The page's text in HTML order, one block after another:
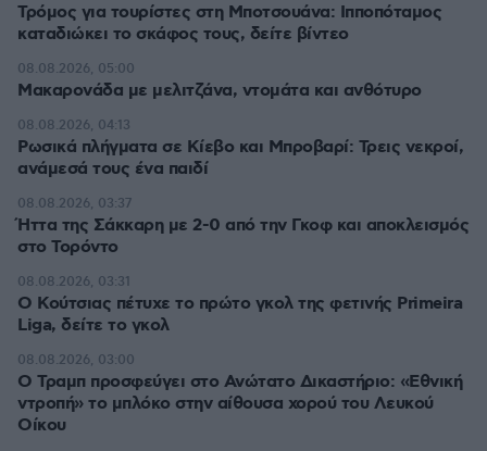
Τρόμος για τουρίστες στη Μποτσουάνα: Ιπποπόταμος
καταδιώκει το σκάφος τους, δείτε βίντεο
Μακαρονάδα με μελιτζάνα, ντομάτα και ανθότυρο
08.08.2026, 05:00
Ρωσικά πλήγματα σε Κίεβο και Μπροβαρί: Τρεις νεκροί,
ανάμεσά τους ένα παιδί
08.08.2026, 04:13
Ήττα της Σάκκαρη με 2-0 από την Γκοφ και αποκλεισμός
στο Τορόντο
08.08.2026, 03:37
Ο Κούτσιας πέτυχε το πρώτο γκολ της φετινής Primeira
Liga, δείτε το γκολ
08.08.2026, 03:31
Ο Τραμπ προσφεύγει στο Ανώτατο Δικαστήριο: «Εθνική
ντροπή» το μπλόκο στην αίθουσα χορού του Λευκού
Οίκου
08.08.2026, 03:00